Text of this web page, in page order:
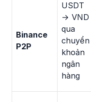
Binance
P2P
USDT
→ VND
qua
chuyển
khoản
ngân
hàng